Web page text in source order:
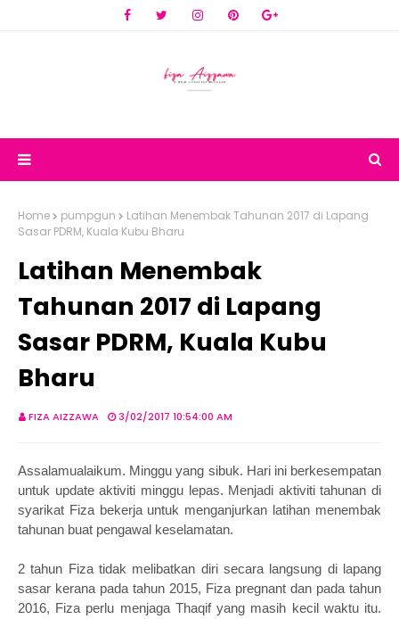
Home pumpgun
Latihan Menembak Tahunan 2017 di Lapang
Sasar PDRM, Kuala Kubu Bharu
Latihan Menembak
Tahunan 2017 di Lapang
Sasar PDRM, Kuala Kubu
Bharu
FIZA AIZZAWA 3/02/2017 10:54:00 AM
Assalamualaikum. Minggu yang sibuk. Hari ini berkesempatan
untuk update aktiviti minggu lepas. Menjadi aktiviti tahunan di
syarikat Fiza bekerja untuk menganjurkan latihan menembak
tahunan buat pengawal keselamatan.
2 tahun Fiza tidak melibatkan diri secara langsung di lapang
sasar kerana pada tahun 2015, Fiza pregnant dan pada tahun
2016, Fiza perlu menjaga Thaqif yang masih kecil waktu itu.